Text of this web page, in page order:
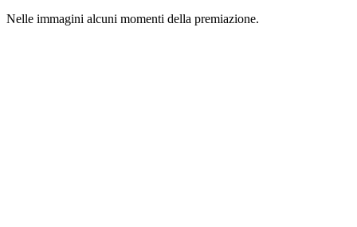
Nelle immagini alcuni momenti della premiazione.